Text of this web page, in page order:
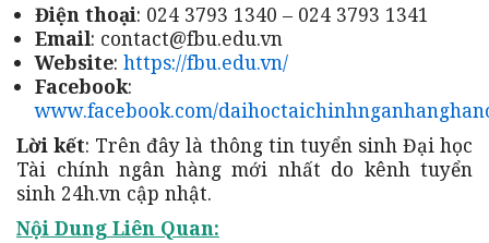
Điện thoại: 024 3793 1340 – 024 3793 1341
Email: contact@fbu.edu.vn
Website: https://fbu.edu.vn/
Facebook:
www.facebook.com/
Lời kết: Trên đây là thông tin tuyển sinh Đại học
Tài chính ngân hàng mới nhất do kênh tuyển
sinh 24h.vn cập nhật.
Nội Dung Liên Quan: